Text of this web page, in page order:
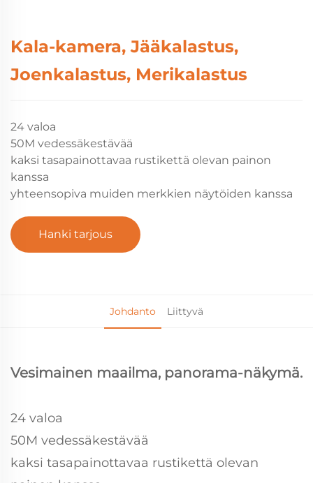
Kala-kamera, Jääkalastus,
Joenkalastus, Merikalastus
24 valoa
50M vedessäkestävää
kaksi tasapainottavaa rustikettä olevan painon
kanssa
yhteensopiva muiden merkkien näytöiden kanssa
Hanki tarjous
Johdanto Liittyvä
Vesimainen maailma, panorama-näkymä.
24 valoa
50M vedessäkestävää
kaksi tasapainottavaa rustikettä olevan